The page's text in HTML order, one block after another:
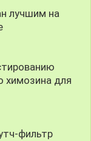
лучшим на
химозина для
фильтр